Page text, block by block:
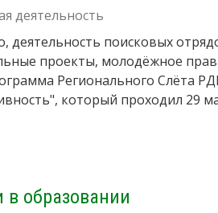
деятельность
деятельность поисковых
проекты, молодёжное
Регионального Слёта
который проходил 29
в образовании